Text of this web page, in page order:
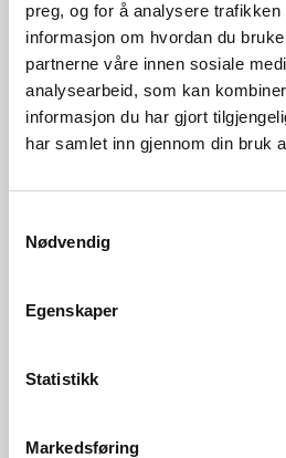
preg, og for å analysere
informasjon om hvordan du
partnerne våre innen sosiale
analysearbeid, som kan
informasjon du har gjort
har samlet inn gjennom din bruk
Nødvendig
Egenskaper
Statistikk
Markedsføring
05.08.2026 | Nyheter - energi
Viktig at
forsyningssikkerheten
03.07.2026 | Nyheter - energi